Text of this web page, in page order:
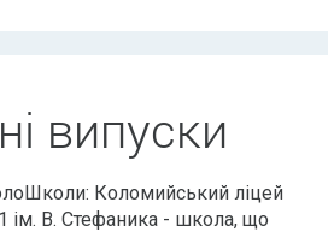
випуски
Коломийський ліцей
ім. В. Стефаника - школа, що